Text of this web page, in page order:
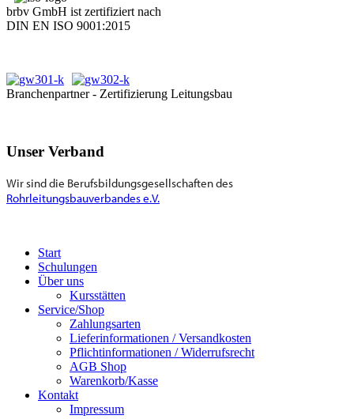
brbv GmbH ist zertifiziert nach
DIN EN ISO 9001:2015
Branchenpartner - Zertifizierung Leitungsbau
Unser Verband
Wir sind die Berufsbildungsgesellschaften des
Rohrleitungsbauverbandes e.V.
Start
Schulungen
Über uns
Kursstätten
Service/Shop
Zahlungsarten
Lieferinformationen / Versandkosten
Pflichtinformationen / Widerrufsrecht
AGB Shop
Warenkorb/Kasse
Kontakt
Impressum